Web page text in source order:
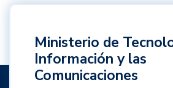
Ministerio de
Información y las
Comunicaciones